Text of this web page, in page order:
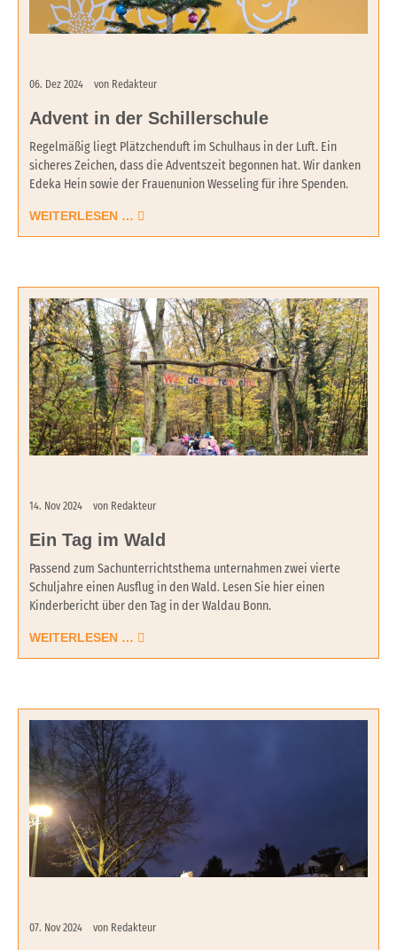
06. Dez 2024 von Redakteur
Advent in der Schillerschule
Regelmäßig liegt Plätzchenduft im Schulhaus in der Luft. Ein
sicheres Zeichen, dass die Adventszeit begonnen hat. Wir danken
Edeka Hein sowie der Frauenunion Wesseling für ihre Spenden.
WEITERLESEN …
14. Nov 2024 von Redakteur
Ein Tag im Wald
Passend zum Sachunterrichtsthema unternahmen zwei vierte
Schuljahre einen Ausflug in den Wald. Lesen Sie hier einen
Kinderbericht über den Tag in der Waldau Bonn.
WEITERLESEN …
07. Nov 2024 von Redakteur